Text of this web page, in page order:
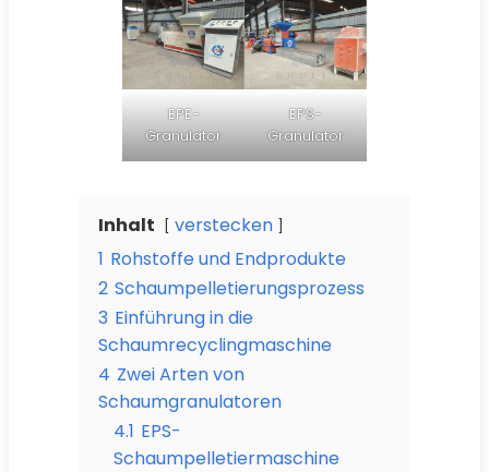
EPE-
Granulator
EPS-
Granulator
Inhalt
verstecken
1 Rohstoffe und Endprodukte
2 Schaumpelletierungsprozess
3 Einführung in die
Schaumrecyclingmaschine
4 Zwei Arten von
Schaumgranulatoren
4.1 EPS-
Schaumpelletiermaschine